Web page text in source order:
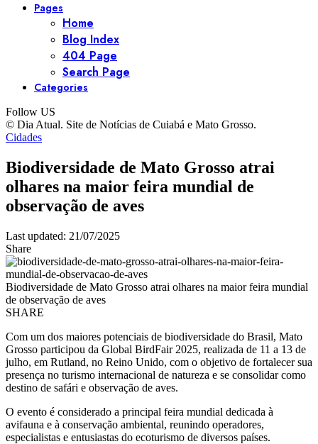
Pages
Home
Blog Index
404 Page
Search Page
Categories
Follow US
© Dia Atual. Site de Notícias de Cuiabá e Mato Grosso.
Cidades
Biodiversidade de Mato Grosso atrai
olhares na maior feira mundial de
observação de aves
Last updated: 21/07/2025
Share
Biodiversidade de Mato Grosso atrai olhares na maior feira mundial
de observação de aves
SHARE
Com um dos maiores potenciais de biodiversidade do Brasil, Mato
Grosso participou da Global BirdFair 2025, realizada de 11 a 13 de
julho, em Rutland, no Reino Unido, com o objetivo de fortalecer sua
presença no turismo internacional de natureza e se consolidar como
destino de safári e observação de aves.
O evento é considerado a principal feira mundial dedicada à
avifauna e à conservação ambiental, reunindo operadores,
especialistas e entusiastas do ecoturismo de diversos países.